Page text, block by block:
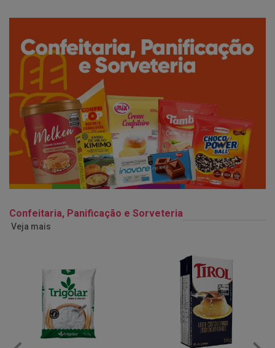
Confeitaria, Panificação e Sorveteria
Veja mais